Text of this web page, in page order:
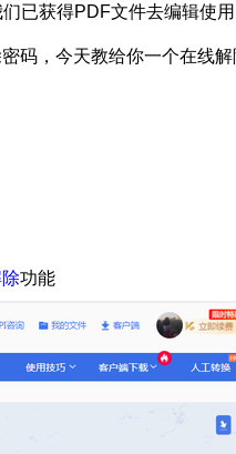
已获得PDF文件去编辑使
码，今天教给你一个在线
功能